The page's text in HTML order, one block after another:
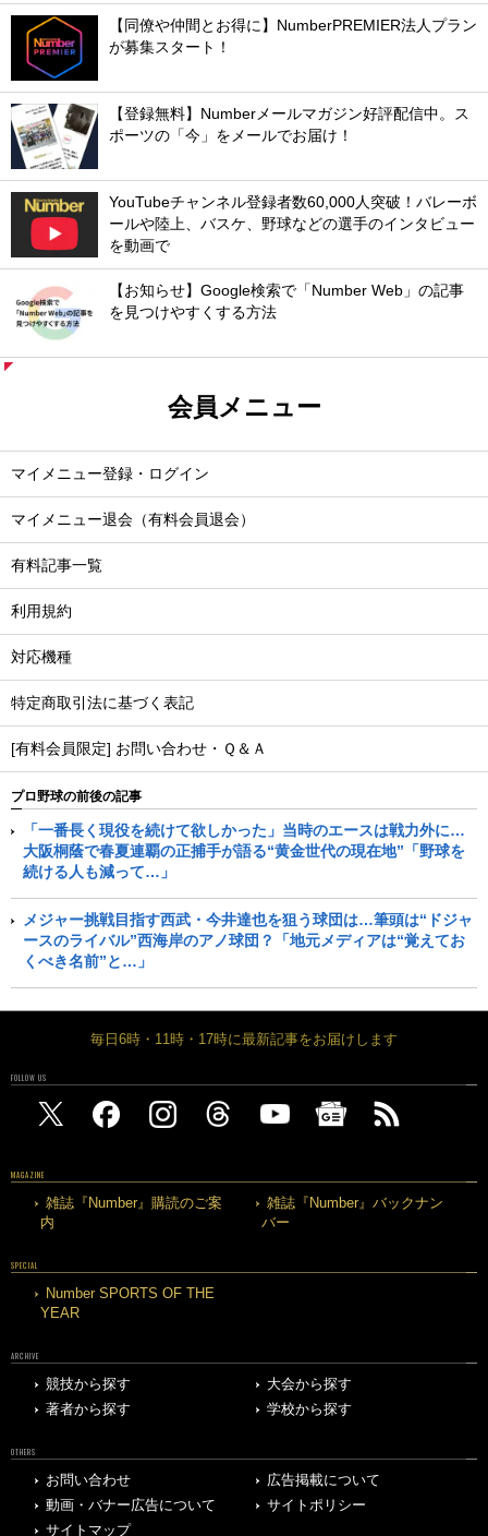
【同僚や仲間とお得に】NumberPREMIER法人プラン
が募集スタート！
【登録無料】Numberメールマガジン好評配信中。ス
ポーツの「今」をメールでお届け！
YouTubeチャンネル登録者数60,000人突破！バレーボ
ールや陸上、バスケ、野球などの選手のインタビュー
を動画で
【お知らせ】Google検索で「Number Web」の記事
を見つけやすくする方法
会員メニュー
マイメニュー登録・ログイン
マイメニュー退会（有料会員退会）
有料記事一覧
利用規約
対応機種
特定商取引法に基づく表記
[有料会員限定] お問い合わせ・Ｑ＆Ａ
プロ野球の前後の記事
「一番長く現役を続けて欲しかった」当時のエースは戦力外に…
大阪桐蔭で春夏連覇の正捕手が語る“黄金世代の現在地”「野球を
続ける人も減って…」
メジャー挑戦目指す西武・今井達也を狙う球団は…筆頭は“ドジャ
ースのライバル”西海岸のアノ球団？「地元メディアは“覚えてお
くべき名前”と…」
毎日6時・11時・17時に最新記事をお届けします
FOLLOW US
MAGAZINE
雑誌『Number』購読のご案
内
雑誌『Number』バックナン
バー
SPECIAL
Number SPORTS OF THE
YEAR
ARCHIVE
競技から探す
大会から探す
著者から探す
学校から探す
OTHERS
お問い合わせ
広告掲載について
動画・バナー広告について
サイトポリシー
サイトマップ